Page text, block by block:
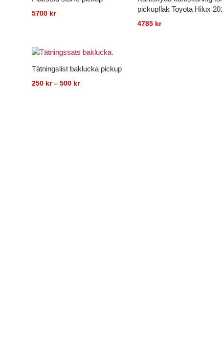
5700 kr
pickupflak Toyota Hilux
4785 kr
Tätningslist baklucka pickup
250 kr – 500 kr
Prisintervall:
till